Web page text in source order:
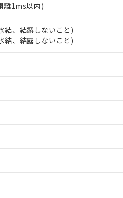
離1ms以内)
、結露しないこと)
、結露しないこと)
応日を記載しておりました。
切替を完了していることから、